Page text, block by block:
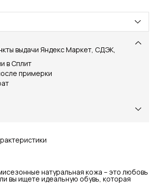
выдачи Яндекс Маркет, СДЭК,
в Сплит
примерки
натуральная кожа – это любовь
вы ищете идеальную обувь, которая